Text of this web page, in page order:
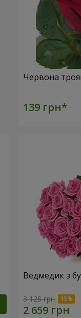
Червона
Ведмедик з
3 128 грн